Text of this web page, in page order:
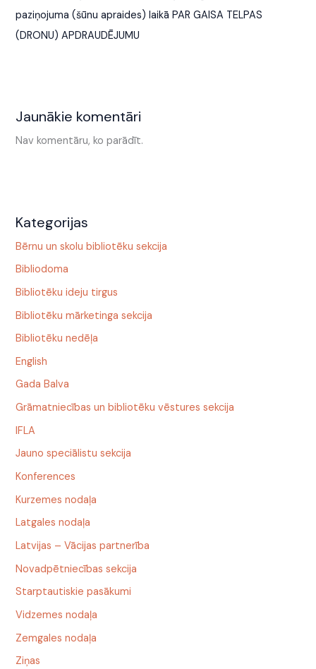
paziņojuma (šūnu apraides) laikā PAR GAISA TELPAS
(DRONU) APDRAUDĒJUMU
Jaunākie komentāri
Nav komentāru, ko parādīt.
Kategorijas
Bērnu un skolu bibliotēku sekcija
Bibliodoma
Bibliotēku ideju tirgus
Bibliotēku mārketinga sekcija
Bibliotēku nedēļa
English
Gada Balva
Grāmatniecības un bibliotēku vēstures sekcija
IFLA
Jauno speciālistu sekcija
Konferences
Kurzemes nodaļa
Latgales nodaļa
Latvijas – Vācijas partnerība
Novadpētniecības sekcija
Starptautiskie pasākumi
Vidzemes nodaļa
Zemgales nodaļa
Ziņas